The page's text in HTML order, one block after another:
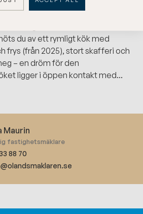
såväl familjen som
du av ett rymligt kök med
frys (från 2025), stort skafferi och
– en dröm för den
ligger i öppen kontakt med...
Maurin
fastighetsmäklare
88 70